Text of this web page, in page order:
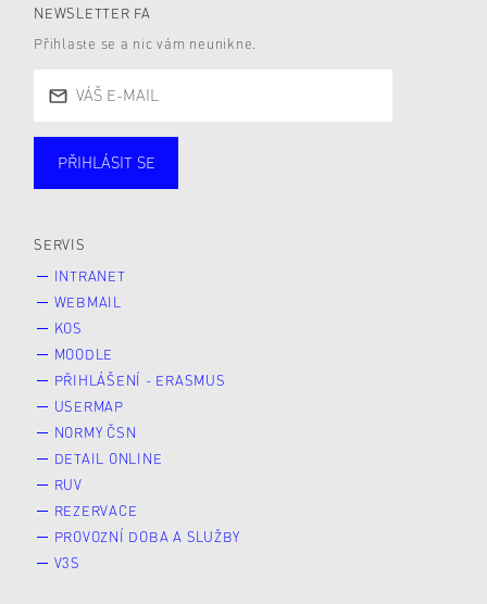
NEWSLETTER FA
Přihlaste se a nic vám neunikne.
PŘIHLÁSIT SE
SERVIS
INTRANET
WEBMAIL
KOS
MOODLE
PŘIHLÁŠENÍ - ERASMUS
USERMAP
NORMY ČSN
DETAIL ONLINE
RUV
REZERVACE
PROVOZNÍ DOBA A SLUŽBY
V3S